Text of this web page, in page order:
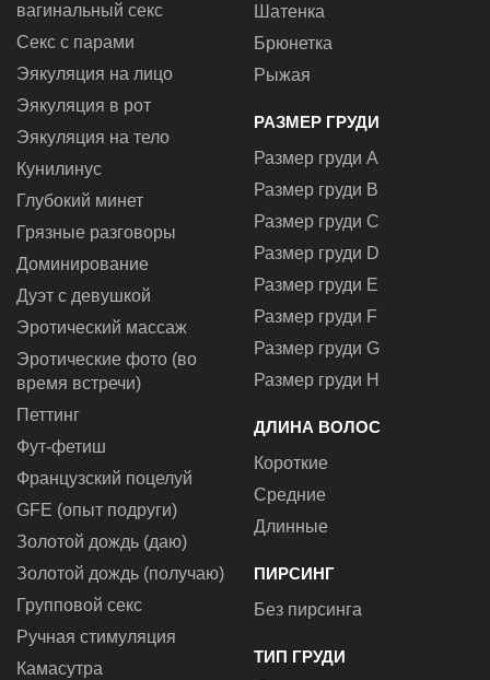
вагинальный секс
Секс с парами
Эякуляция на лицо
Эякуляция в рот
Эякуляция на тело
Кунилинус
Глубокий минет
Грязные разговоры
Доминирование
Дуэт с девушкой
Эротический массаж
Эротические фото (во
время встречи)
Петтинг
Фут-фетиш
Французский поцелуй
GFE (опыт подруги)
Золотой дождь (даю)
Золотой дождь (получаю)
Групповой секс
Ручная стимуляция
Камасутра
Шатенка
Брюнетка
Рыжая
РАЗМЕР ГРУДИ
Размер груди A
Размер груди B
Размер груди C
Размер груди D
Размер груди E
Размер груди F
Размер груди G
Размер груди H
ДЛИНА ВОЛОС
Короткие
Средние
Длинные
ПИРСИНГ
Без пирсинга
ТИП ГРУДИ